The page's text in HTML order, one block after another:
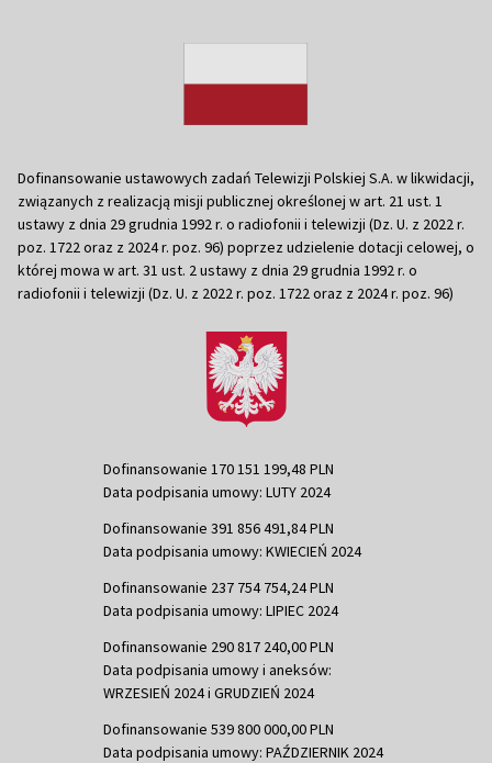
Dofinansowanie ustawowych zadań Telewizji Polskiej S.A. w likwidacji,
związanych z realizacją misji publicznej określonej w art. 21 ust. 1
ustawy z dnia 29 grudnia 1992 r. o radiofonii i telewizji (Dz. U. z 2022 r.
poz. 1722 oraz z 2024 r. poz. 96) poprzez udzielenie dotacji celowej, o
której mowa w art. 31 ust. 2 ustawy z dnia 29 grudnia 1992 r. o
radiofonii i telewizji (Dz. U. z 2022 r. poz. 1722 oraz z 2024 r. poz. 96)
Dofinansowanie 170 151 199,48 PLN
Data podpisania umowy: LUTY 2024
Dofinansowanie 391 856 491,84 PLN
Data podpisania umowy: KWIECIEŃ 2024
Dofinansowanie 237 754 754,24 PLN
Data podpisania umowy: LIPIEC 2024
Dofinansowanie 290 817 240,00 PLN
Data podpisania umowy i aneksów:
WRZESIEŃ 2024 i GRUDZIEŃ 2024
Dofinansowanie 539 800 000,00 PLN
Data podpisania umowy: PAŹDZIERNIK 2024